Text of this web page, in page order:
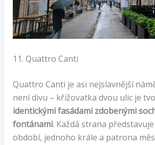
11. Quattro Canti
Quattro Canti je asi nejslavnější
není divu – křižovatka dvou ulic je
identickými fasádami zdobenými
fontánami. Každá strana
období, jednoho krále a patrona